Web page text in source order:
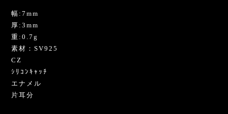
幅:7mm
厚:3mm
重:0.7g
素材：SV925
CZ
ｼﾘｺﾝｷｬｯﾁ
エナメル
片耳分